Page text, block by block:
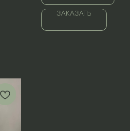
ЗАКАЗАТЬ